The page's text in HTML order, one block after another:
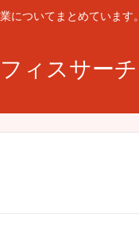
についてまとめています。
ィスサーチ